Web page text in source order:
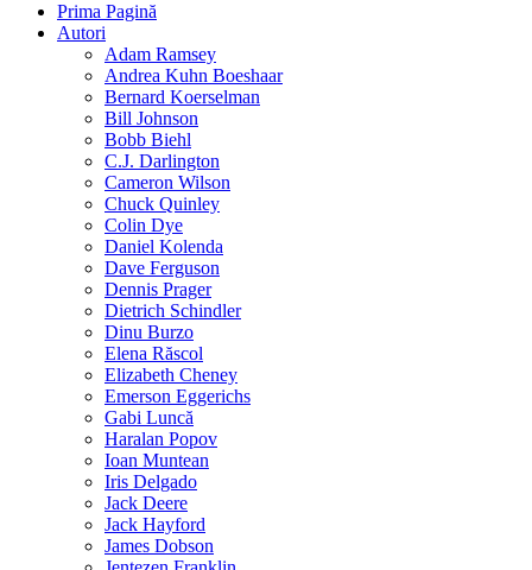
Prima Pagină
Autori
Adam Ramsey
Andrea Kuhn Boeshaar
Bernard Koerselman
Bill Johnson
Bobb Biehl
C.J. Darlington
Cameron Wilson
Chuck Quinley
Colin Dye
Daniel Kolenda
Dave Ferguson
Dennis Prager
Dietrich Schindler
Dinu Burzo
Elena Răscol
Elizabeth Cheney
Emerson Eggerichs
Gabi Luncă
Haralan Popov
Ioan Muntean
Iris Delgado
Jack Deere
Jack Hayford
James Dobson